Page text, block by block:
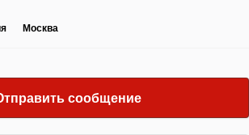
Москва
сообщение